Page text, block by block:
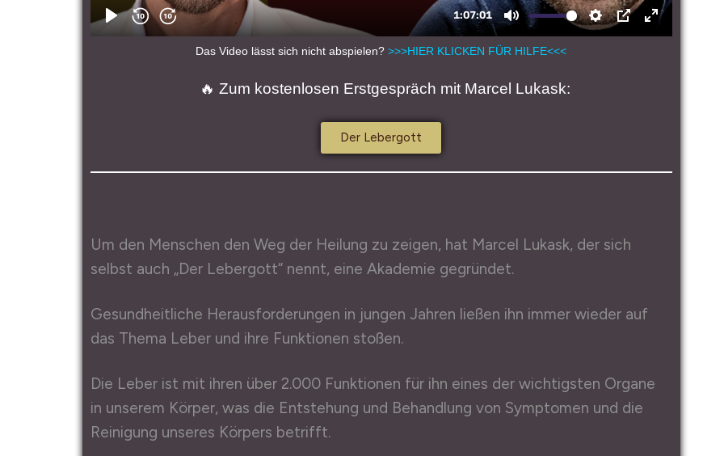
Das Video lässt sich nicht abspielen?>>>HIER KLICKEN FÜR HILFE<<<
🔥 Zum kostenlosen Erstgespräch mit Marcel Lukask:
Der Lebergott
Um den Menschen den Weg der Heilung zu zeigen, hat Marcel Lukask, der sich
selbst auch „Der Lebergott“ nennt, eine Akademie gegründet.
Gesundheitliche Herausforderungen in jungen Jahren ließen ihn immer wieder auf
das Thema Leber und ihre Funktionen stoßen.
Die Leber ist mit ihren über 2.000 Funktionen für ihn eines der wichtigsten Organe
in unserem Körper, was die Entstehung und Behandlung von Symptomen und die
Reinigung unseres Körpers betrifft.